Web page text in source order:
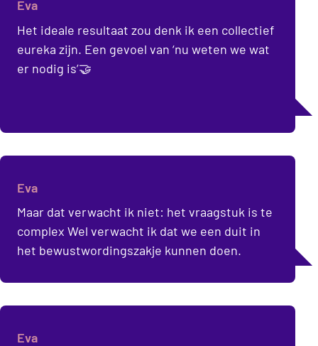
Eva
Het ideale resultaat zou denk ik een collectief
eureka zijn. Een gevoel van ‘nu weten we wat
er nodig is’🤝
Eva
Maar dat verwacht ik niet: het vraagstuk is te
complex Wel verwacht ik dat we een duit in
het bewustwordingszakje kunnen doen.
Eva